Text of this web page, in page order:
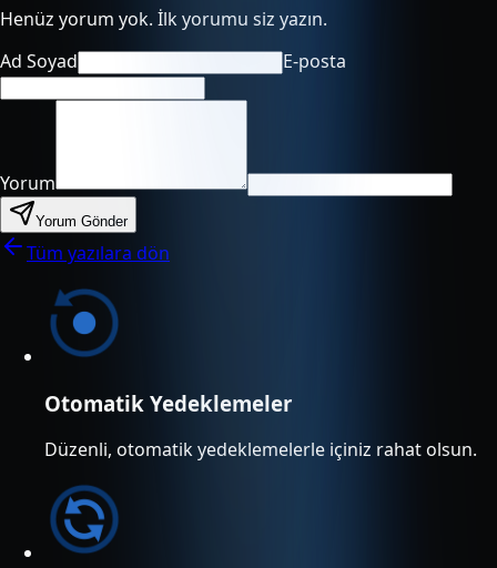
Henüz yorum yok. İlk yorumu siz yazın.
Ad Soyad
E-posta
Yorum
Yorum Gönder
Tüm yazılara dön
Otomatik Yedeklemeler
Düzenli, otomatik yedeklemelerle içiniz rahat olsun.